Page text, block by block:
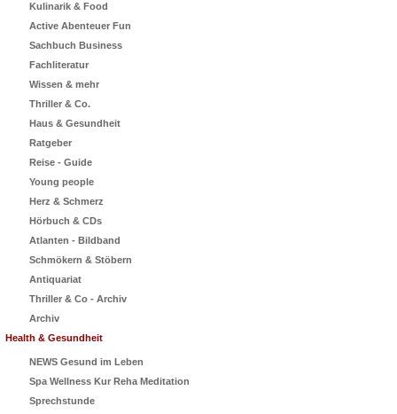
Kulinarik & Food
Active Abenteuer Fun
Sachbuch Business
Fachliteratur
Wissen & mehr
Thriller & Co.
Haus & Gesundheit
Ratgeber
Reise - Guide
Young people
Herz & Schmerz
Hörbuch & CDs
Atlanten - Bildband
Schmökern & Stöbern
Antiquariat
Thriller & Co - Archiv
Archiv
Health & Gesundheit
NEWS Gesund im Leben
Spa Wellness Kur Reha Meditation
Sprechstunde